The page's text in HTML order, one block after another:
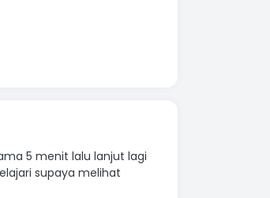
5 menit lalu lanjut lagi
supaya melihat